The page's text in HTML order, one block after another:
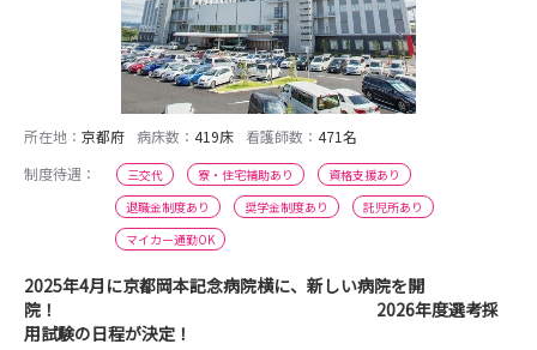
所在地： 京都府 病床数： 419床 看護師数： 471名
制度待遇：
三交代 寮・住宅補助あり
資格支援あり
退職金制度あり
奨学金制度あり
託児所あり
マイカー通勤OK
2025年4月に京都岡本記念病院横に、新しい病院を開
院！ 2026年度選考採
用試験の日程が決定！